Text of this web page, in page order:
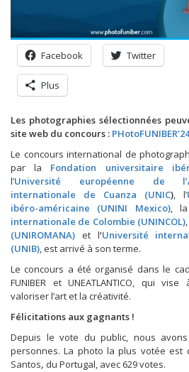
Facebook Twitter
Plus
Les photographies sélectionnées
site web du concours : PHotoFUNIBER’24
Le concours international de
par la Fondation universitaire
l’Université européenne de
internationale de Cuanza (UNIC), l’
ibéro-américaine (UNINI Mexico), la
internationale de Colombie (UNINCOL),
(UNIROMANA) et l‘Université
(UNIB), est arrivé à son terme.
Le concours a été organisé dans le
FUNIBER et UNEATLANTICO, qui
valoriser l’art et la créativité.
Félicitations aux gagnants !
Depuis le vote du public, nous
personnes. La photo la plus votée est
Santos, du Portugal, avec 629 votes.